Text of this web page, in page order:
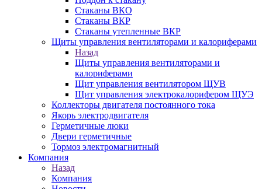
Стаканы ВКО
Стаканы ВКР
Стаканы утепленные ВКР
Щиты управления вентиляторами и калориферами
Назад
Щиты управления вентиляторами и
калориферами
Щит управления вентилятором ЩУВ
Щит управления электрокалорифером ЩУЭ
Коллекторы двигателя постоянного тока
Якорь электродвигателя
Герметичные люки
Двери герметичные
Тормоз электромагнитный
Компания
Назад
Компания